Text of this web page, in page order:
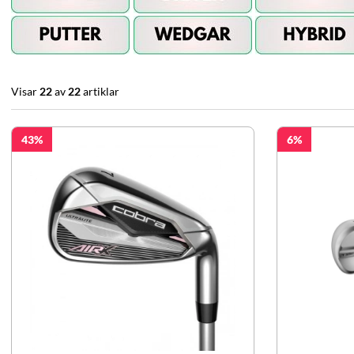
Visar 22av 22artiklar
43 6